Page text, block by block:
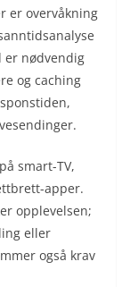
er overvåkning
er nødvendig
og caching
smart-TV,
apper.
opplevelsen;
eller
også krav